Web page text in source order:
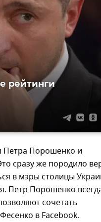
рейтинги
Петра Порошенко и
сразу же породило
в мэры столицы
Петр Порошенко
сочетать
в Facebook.